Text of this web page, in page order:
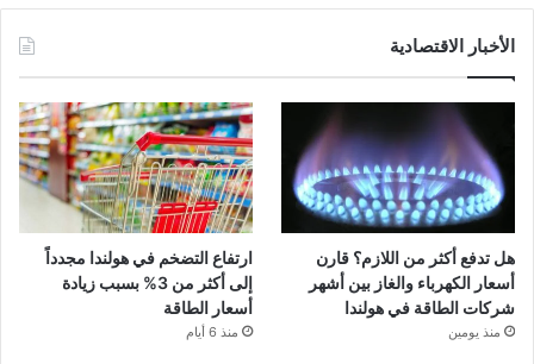
الأخبار الاقتصادية
هل تدفع أكثر من اللازم؟ قارن
أسعار الكهرباء والغاز بين أشهر
شركات الطاقة في هولندا
منذ يومين
ارتفاع التضخم في هولندا مجدداً
إلى أكثر من 3% بسبب زيادة
أسعار الطاقة
منذ 6 أيام